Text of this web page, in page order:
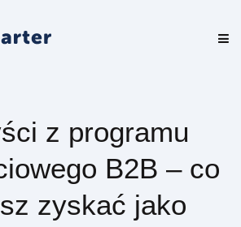
z programu
B2B – co
zyskać jako